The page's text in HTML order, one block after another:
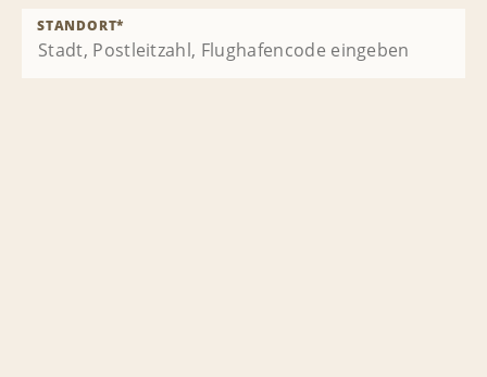
STANDORT*